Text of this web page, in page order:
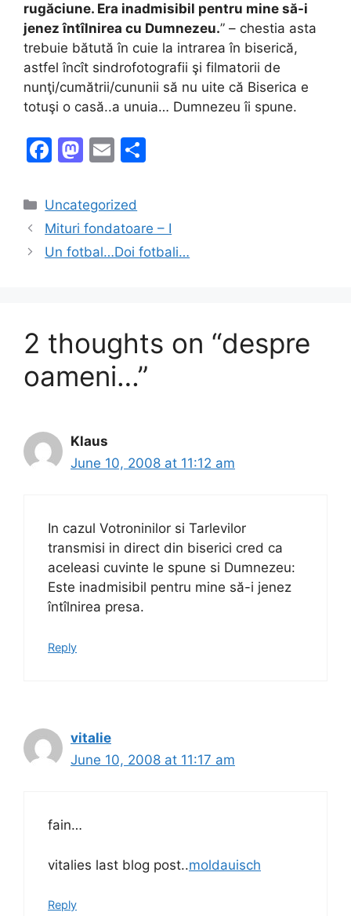
rugăciune. Era inadmisibil pentru mine să-i
jenez întîlnirea cu Dumnezeu.” – chestia asta
trebuie bătută în cuie la intrarea în biserică,
astfel încît sindrofotografii şi filmatorii de
nunţi/cumătrii/cununii să nu uite că Biserica e
totuşi o casă..a unuia… Dumnezeu îi spune.
F
c
e
b
k
M
st
o
d
E
ai
l
e
Categories
Uncategorized
Mituri fondatoare – I
Un fotbal…Doi fotbali…
2 thoughts on “despre
oameni…”
Klaus
June 10, 2008 at 11:12 am
In cazul Votroninilor si Tarlevilor
transmisi in direct din biserici cred ca
aceleasi cuvinte le spune si Dumnezeu:
Este inadmisibil pentru mine să-i jenez
întîlnirea presa.
Reply
vitalie
June 10, 2008 at 11:17 am
fain…
vitalies last blog post..moldauisch
Reply